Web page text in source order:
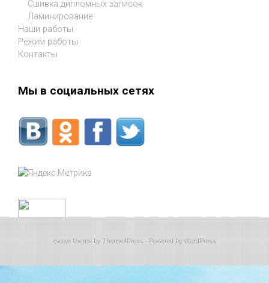
Сшивка дипломных записок
Ламинирование
Наши работы
Режим работы
Контакты
Мы в социальных сетях
evolvetheme by Theme4Press - Powered by WordPress